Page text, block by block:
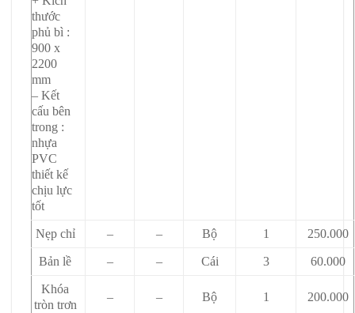
thước
phủ bì :
900 x
2200
mm
– Kết
cấu bên
trong :
nhựa
PVC
thiết kế
chịu lực
tốt
Nẹp chỉ – – Bộ 1 250.000
Bản lề – – Cái 3 60.000
Khóa
tròn trơn
– – Bộ 1 200.000